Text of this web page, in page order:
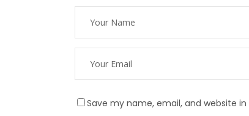
Save my name, email, and website